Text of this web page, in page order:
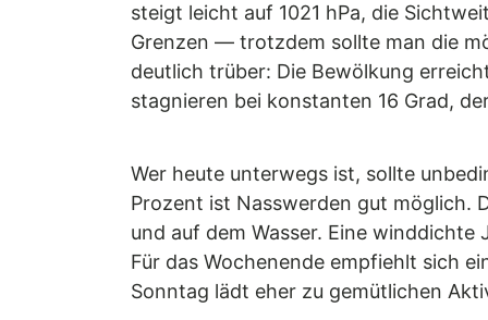
steigt leicht auf 1021 hPa, die
Grenzen — trotzdem sollte man die
deutlich trüber: Die Bewölkung
stagnieren bei konstanten 16 Grad,
Wer heute unterwegs ist, sollte
Prozent ist Nasswerden gut möglich.
und auf dem Wasser. Eine
Für das Wochenende empfiehlt sich
Sonntag lädt eher zu gemütlichen